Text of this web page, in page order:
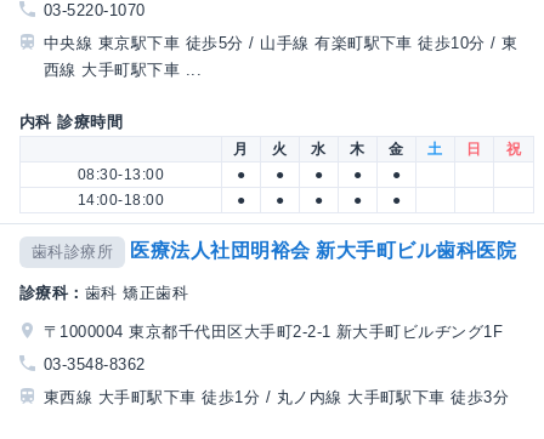
03-5220-1070
中央線 東京駅下車 徒歩5分 / 山手線 有楽町駅下車 徒歩10分 / 東
西線 大手町駅下車 ...
内科 診療時間
月 火 水 木 金 土 日
祝
08:30-13:00
● ● ● ●
●
14:00-18:00
● ● ● ● ●
歯科診療所 医療法人社団明裕会 新大手町ビル歯科医院
診療科： 歯科 矯正歯科
〒1000004 東京都千代田区大手町2-2-1 新大手町ビルヂング1F
03-3548-8362
東西線 大手町駅下車 徒歩1分 / 丸ノ内線 大手町駅下車 徒歩3分